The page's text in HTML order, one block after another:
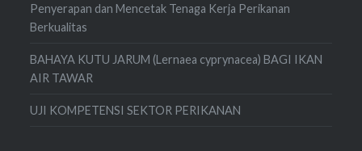
Penyerapan dan Mencetak Tenaga Kerja Perikanan
Berkualitas
BAHAYA KUTU JARUM (Lernaea cyprynacea) BAGI IKAN
AIR TAWAR
UJI KOMPETENSI SEKTOR PERIKANAN